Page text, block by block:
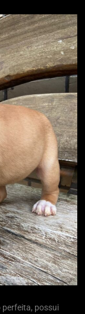
perfeita, possui